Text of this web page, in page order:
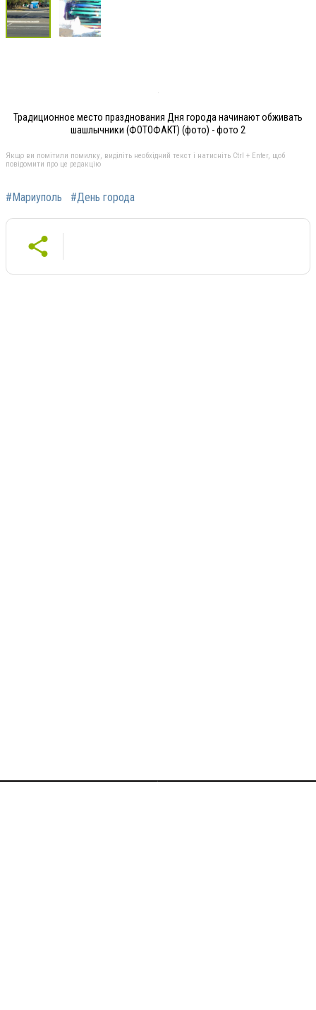
Традиционное место празднования Дня города начинают обживать
шашлычники (ФОТОФАКТ) (фото) - фото 2
Якщо ви помітили помилку, виділіть необхідний текст і натисніть Ctrl + Enter, щоб
повідомити про це редакцію
#Мариуполь #День города